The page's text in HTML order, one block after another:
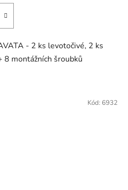
- 2 ks levotočivé, 2 ks
8 montážních šroubků
Kód: 6932